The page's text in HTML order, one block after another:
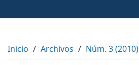
Inicio Archivos Núm. 3 (2010)